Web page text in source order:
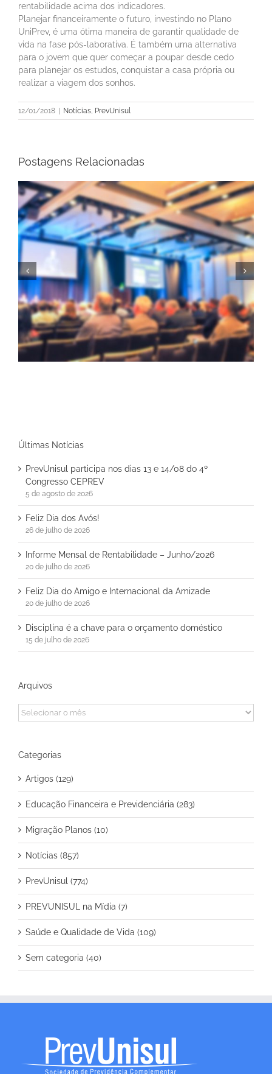
rentabilidade acima dos indicadores.
Planejar financeiramente o futuro, investindo no Plano
UniPrev, é uma ótima maneira de garantir qualidade de
vida na fase pós-laborativa. É também uma alternativa
para o jovem que quer começar a poupar desde cedo
para planejar os estudos, conquistar a casa própria ou
realizar a viagem dos sonhos.
12/01/2018 | Notícias PrevUnisul
Postagens Relacionadas
Feliz Dia dos Avós!
Últimas Notícias
PrevUnisul participa nos dias 13 e 14/08 do 4º
Congresso CEPREV
5 de agosto de 2026
Feliz Dia dos Avós!
26 de julho de 2026
Informe Mensal de Rentabilidade – Junho/2026
20 de julho de 2026
Feliz Dia do Amigo e Internacional da Amizade
20 de julho de 2026
Disciplina é a chave para o orçamento doméstico
15 de julho de 2026
Arquivos
Arquivos
Categorias
Artigos (129)
Educação Financeira e Previdenciária (283)
Migração Planos (10)
Notícias (857)
PrevUnisul (774)
PREVUNISUL na Mídia (7)
Saúde e Qualidade de Vida (109)
Sem categoria (40)